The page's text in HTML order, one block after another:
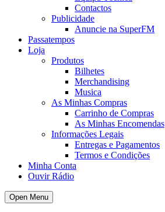
Contactos
Publicidade
Anuncie na SuperFM
Passatempos
Loja
Produtos
Bilhetes
Merchandising
Musica
As Minhas Compras
Carrinho de Compras
As Minhas Encomendas
Informações Legais
Entregas e Pagamentos
Termos e Condições
Minha Conta
Ouvir Rádio
Open Menu